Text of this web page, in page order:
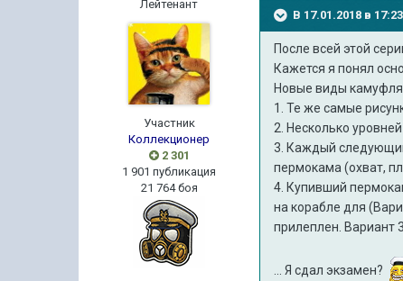
Лейтенант
Участник
Коллекционер
2 301
1 901 публикация
21 764 боя
В 17.01.2018 в
После всей этой
Кажется я понял
Новые виды
1. Те же самые
2. Несколько
3. Каждый
пермокама (охват,
4. Купивший
на корабле для
прилеплен. Вариант
... Я сдал экзамен?